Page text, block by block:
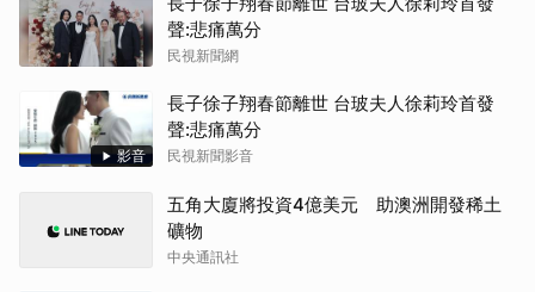
聲:悲痛萬分
民視新聞網
影音
長子徐子翔春節離世 台玻夫人徐莉玲首發
聲:悲痛萬分
民視新聞影音
五角大廈將投資4億美元 助澳洲開發稀土
礦物
中央通訊社